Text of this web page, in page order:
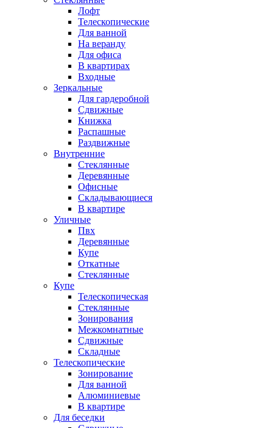
Лофт
Телескопические
Для ванной
На веранду
Для офиса
В квартирах
Входные
Зеркальные
Для гардеробной
Сдвижные
Книжка
Распашные
Раздвижные
Внутренние
Стеклянные
Деревянные
Офисные
Складывающиеся
В квартире
Уличные
Пвх
Деревянные
Купе
Откатные
Стеклянные
Купе
Телескопическая
Стеклянные
Зонирования
Межкомнатные
Сдвижные
Складные
Телескопические
Зонирование
Для ванной
Алюминиевые
В квартире
Для беседки